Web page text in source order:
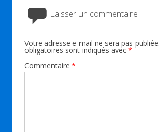
Laisser un commentaire
Votre adresse e-mail ne sera pas publiée.
obligatoires sont indiqués avec *
Commentaire *